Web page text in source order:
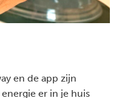
en de app zijn
energie er in je huis